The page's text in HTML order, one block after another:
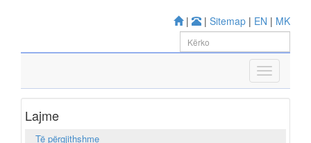
| | Sitemap | EN | MK
Lajme
Të përgjithshme